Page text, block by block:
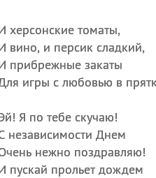
херсонские томаты,
вино, и персик сладкий,
прибрежные закаты
игры с любовью в
Я по тебе скучаю!
независимости Днем
нежно поздравляю!
пускай прольет дождем